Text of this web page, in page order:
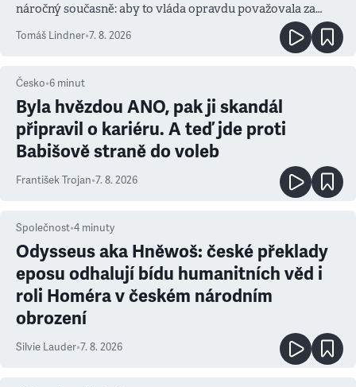
náročný současně: aby to vláda opravdu považovala za
prioritu
Tomáš Lindner•7. 8. 2026
Česko•6 minut
Byla hvězdou ANO, pak ji skandál
připravil o kariéru. A teď jde proti
Babišově straně do voleb
František Trojan•7. 8. 2026
Společnost•4 minuty
Odysseus aka Hněwoš: české překlady
eposu odhalují bídu humanitních věd i
roli Homéra v českém národním
obrození
Silvie Lauder•7. 8. 2026